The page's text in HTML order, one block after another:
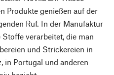
Produkte genießen auf der
Ruf. In der Manufaktur
verarbeitet, die man
und Strickereien in
in Portugal und anderen